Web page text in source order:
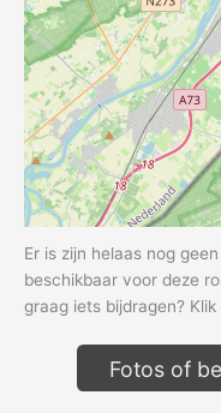
Er is zijn helaas nog
beschikbaar voor deze
graag iets bijdragen?
Fotos of